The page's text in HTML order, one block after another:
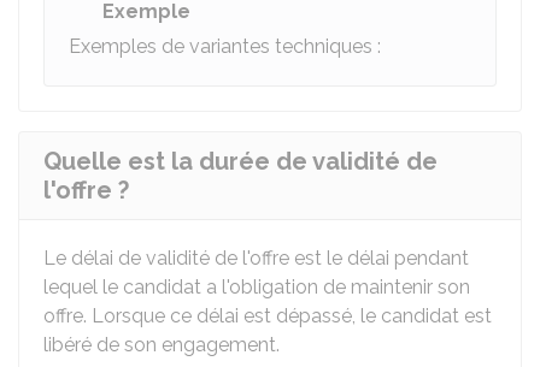
Exemple
Exemples de variantes techniques :
Quelle est la durée de validité de
l'offre ?
Le délai de validité de l'offre est le délai pendant
lequel le candidat a l'obligation de maintenir son
offre. Lorsque ce délai est dépassé, le candidat est
libéré de son engagement.